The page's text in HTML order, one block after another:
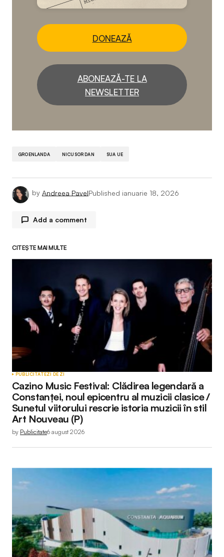
DONEAZĂ
ABONEAZĂ-TE LA
NEWSLETTER
GROENLANDA NICUSOR DAN SUA UE
by Andreea PavelPublished ianuarie 18, 2026
Add a comment
Adresa ta de email nu va fi publicată. Câmpurile
obligatorii sunt marcate cu
Comment
Your E-mail*
CITEȘTE MAI MULTE
PUBLICITATEZI DE ZI
Cazino Music Festival: Clădirea legendară a
Constanței, noul epicentru al muzicii clasice /
Sunetul viitorului rescrie istoria muzicii în stil
Art Nouveau (P)
by Publicitate6 august 2026